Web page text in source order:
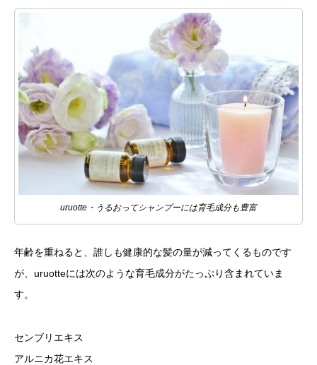
uruotte・うるおってシャンプーには育毛成分も豊富
年齢を重ねると、誰しも健康的な髪の量が減ってくるものです
が、uruotteには次のような育毛成分がたっぷり含まれていま
す。
センブリエキス
アルニカ花エキス